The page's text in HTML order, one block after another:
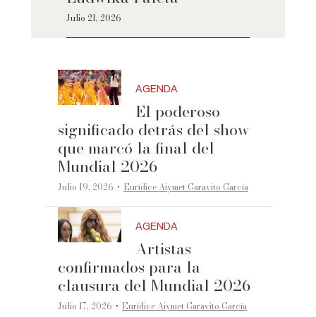
Julio 21, 2026
AGENDA
El poderoso
significado detrás del show
que marcó la final del
Mundial 2026
Julio 19, 2026 ·Eurídice Aiymet Garavito García
AGENDA
Artistas
confirmados para la
clausura del Mundial 2026
Julio 17, 2026 ·Eurídice Aiymet Garavito García